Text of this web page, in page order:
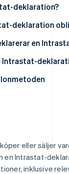
deklaration?
staten
deklaration
en
Intrastat-
deklaration
Intrastat-
eller säljer
en Intrastat-
inklusive